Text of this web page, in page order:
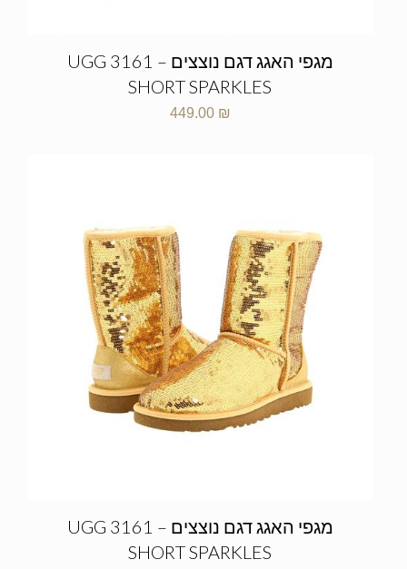
מגפי האגג דגם נוצצים – UGG 3161
SHORT SPARKLES
449.00 ₪
מגפי האגג דגם נוצצים – UGG 3161
SHORT SPARKLES